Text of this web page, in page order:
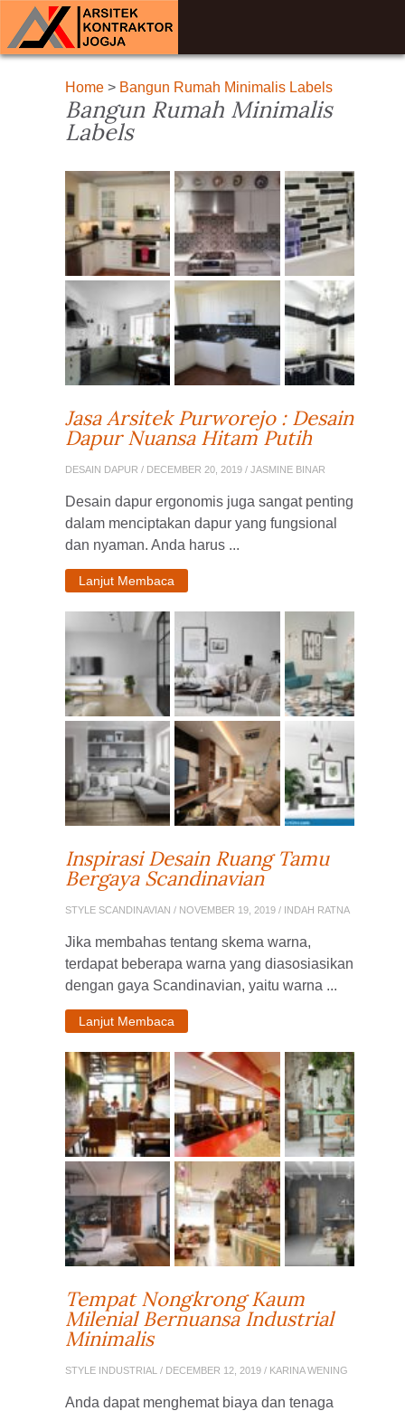
Home> Bangun Rumah Minimalis Labels
Bangun Rumah Minimalis
Labels
Jasa Arsitek Purworejo : Desain
Dapur Nuansa Hitam Putih
DESAIN DAPUR / DECEMBER 20, 2019 / JASMINE BINAR
Desain dapur ergonomis juga sangat penting
dalam menciptakan dapur yang fungsional
dan nyaman. Anda harus ...
Lanjut Membaca
Inspirasi Desain Ruang Tamu
Bergaya Scandinavian
STYLE SCANDINAVIAN / NOVEMBER 19, 2019 / INDAH RATNA
Jika membahas tentang skema warna,
terdapat beberapa warna yang diasosiasikan
dengan gaya Scandinavian, yaitu warna ...
Lanjut Membaca
Tempat Nongkrong Kaum
Milenial Bernuansa Industrial
Minimalis
STYLE INDUSTRIAL / DECEMBER 12, 2019 / KARINA WENING
Anda dapat menghemat biaya dan tenaga